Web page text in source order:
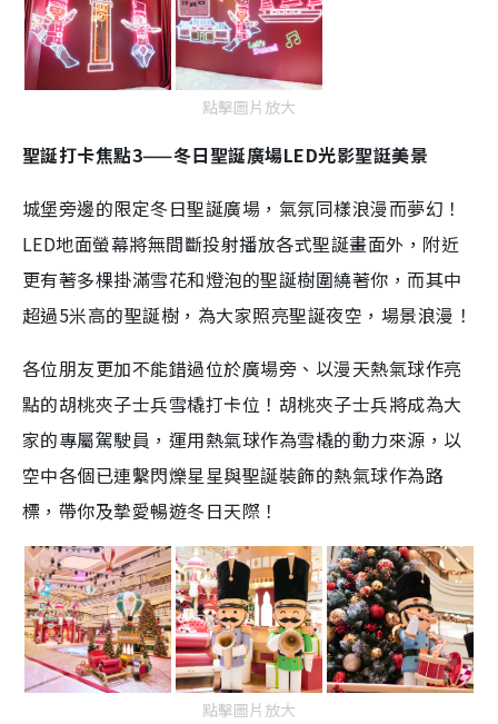
點擊圖片放大
聖誕打卡焦點3——冬日聖誕廣場LED光影聖誔美景
城堡旁邊的限定冬日聖誕廣場，氣氛同樣浪漫而夢幻！
LED地面螢幕將無間斷投射播放各式聖誕畫面外，附近
更有著多棵掛滿雪花和燈泡的聖誕樹圍繞著你，而其中
超過5米高的聖誕樹，為大家照亮聖誕夜空，場景浪漫！
各位朋友更加不能錯過位於廣場旁、以漫天熱氣球作亮
點的胡桃夾子士兵雪橇打卡位！胡桃夾子士兵將成為大
家的專屬駕駛員，運用熱氣球作為雪橇的動力來源，以
空中各個已連繫閃爍星星與聖誕裝飾的熱氣球作為路
標，帶你及摯愛暢遊冬日天際！
點擊圖片放大